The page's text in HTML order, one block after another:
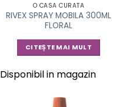
O CASA CURATA
RIVEX SPRAY MOBILA 300ML
FLORAL
CITEȘTE MAI MULT
Disponibil in magazin